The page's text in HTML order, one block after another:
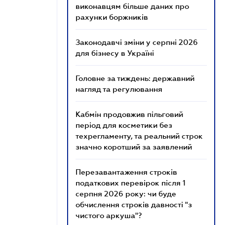
виконавцям більше даних про
рахунки боржників
Законодавчі зміни у серпні 2026
для бізнесу в Україні
Головне за тиждень: державний
нагляд та регулювання
Кабмін продовжив пільговий
період для косметики без
техрегламенту, та реальний строк
значно коротший за заявлений
Перезавантаження строків
податкових перевірок після 1
серпня 2026 року: чи буде
обчислення строків давності "з
чистого аркуша"?